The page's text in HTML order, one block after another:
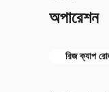
অপারেশন
রিজ ক্যাপ